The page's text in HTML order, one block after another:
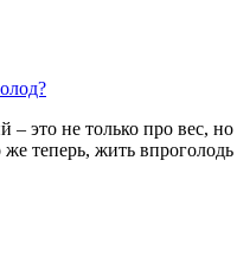
– это не только про вес,
теперь, жить